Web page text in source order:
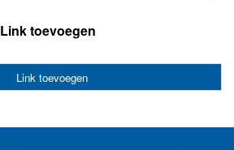
Link toevoegen
Link toevoegen